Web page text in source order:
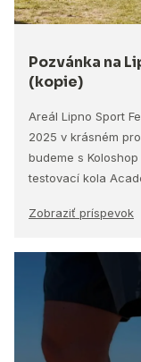
Pozvánka na
(kopie)
Areál Lipno Sport
2025 v krásném
budeme s
testovací kola
Zobraziť príspevok